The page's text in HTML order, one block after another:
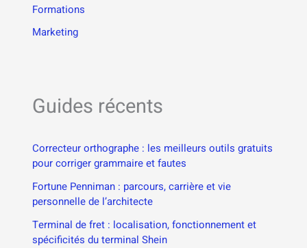
Formations
Marketing
Guides récents
Correcteur orthographe : les meilleurs outils gratuits
pour corriger grammaire et fautes
Fortune Penniman : parcours, carrière et vie
personnelle de l’architecte
Terminal de fret : localisation, fonctionnement et
spécificités du terminal Shein